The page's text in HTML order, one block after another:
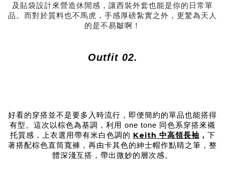
及貼袋設計來營造休閒感，讓西裝外套也能是你的日常單
品。而對於質料也不馬虎，手感厚磅紮實之外，更驚為天人
的是不易皺啊！
Outfit 02.
好看的穿搭並不是要多入時流行，即便簡約的單品也能搭得
有型。這次以棕色為基調，利用 one tone 同色系穿搭來襯
托質感，上衣選用帶有米白色調的 Keith 中高領長袖 ， 下
著搭配棕色直筒寬褲，再由卡其色的紳士帽作點睛之筆，整
體深淺互搭，帶出微妙的層次感。